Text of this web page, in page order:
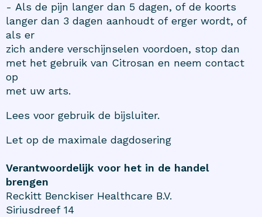
- Als de pijn langer dan 5 dagen, of de koorts
langer dan 3 dagen aanhoudt of erger wordt, of
als er
zich andere verschijnselen voordoen, stop dan
met het gebruik van Citrosan en neem contact
op
met uw arts.
Lees voor gebruik de bijsluiter.
Let op de maximale dagdosering
Verantwoordelijk voor het in de handel
brengen
Reckitt Benckiser Healthcare B.V.
Siriusdreef 14